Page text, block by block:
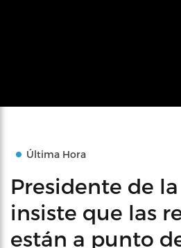
Última Hora
Presidente de
insiste que las
están a punto